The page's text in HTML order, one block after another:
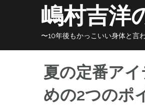
嶋村吉洋
〜10年後もかっこいい身体と言
夏の定番ア
めの2つのポ